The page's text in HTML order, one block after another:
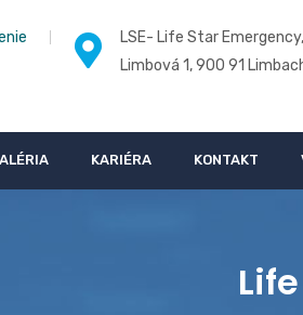
LSE- Life Star
Limbová 1, 900 91
KARIÉRA KONTAKT